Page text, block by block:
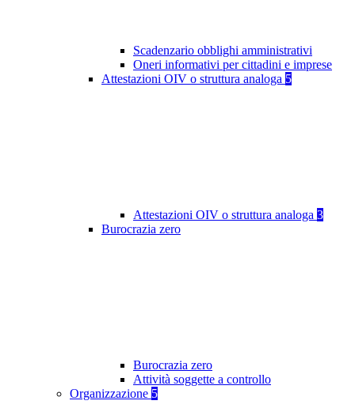
Scadenzario obblighi amministrativi
Oneri informativi per cittadini e imprese
Attestazioni OIV o struttura analoga 5
Attestazioni OIV o struttura analoga 3
Burocrazia zero
Burocrazia zero
Attività soggette a controllo
Organizzazione 5